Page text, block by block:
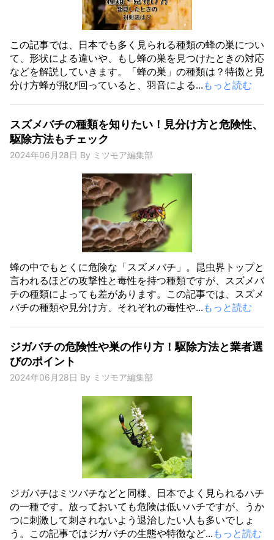
この記事では、日本でも多く見られる種類の蜂の巣につい
て、形状による違いや、もし蜂の巣を見つけたときの対応
などを解説していきます。「蜂の巣」の種類は？特徴と見
分け方蜂が飛び回っていると、羽音による... もっと読む
スズメバチの種類を知りたい！見分け方と危険性、
駆除方法もチェック
2024年06月28日 By ミツモア編集部
蜂の中でもとくに危険な「スズメバチ」。昆虫界トップと
言われるほどの攻撃性と毒性を持つ種類ですが、スズメバ
チの種類によっても差があります。この記事では、スズメ
バチの種類や見分け方、それぞれの毒性や... もっと読む
ジガバチの危険性や巣の作り方！駆除方法と業者選
びのポイント
2024年06月28日 By ミツモア編集部
ジガバチはミツバチなどと同様、日本でよく見られるハチ
の一種です。放っておいても危険は低いハチですが、うか
つに刺激して刺されないよう退治したい人も多いでしょ
う。この記事ではジガバチの生態や特徴など... もっと読む